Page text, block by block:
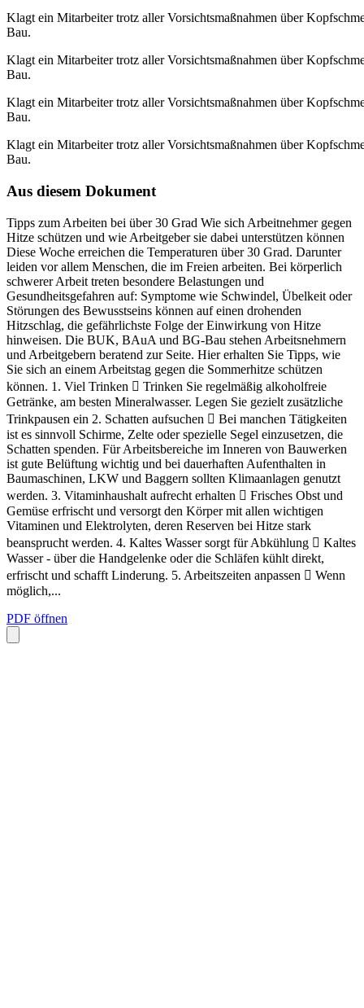
Klagt ein Mitarbeiter trotz aller Vorsichtsmaßnahmen über
Bau.
Klagt ein Mitarbeiter trotz aller Vorsichtsmaßnahmen über
Bau.
Klagt ein Mitarbeiter trotz aller Vorsichtsmaßnahmen über
Bau.
Klagt ein Mitarbeiter trotz aller Vorsichtsmaßnahmen über
Bau.
Aus diesem Dokument
Tipps zum Arbeiten bei über 30 Grad Wie sich Arbeitnehmer gegen
Hitze schützen und wie Arbeitgeber sie dabei unterstützen können
Diese Woche erreichen die Temperaturen über 30 Grad. Darunter
leiden vor allem Menschen, die im Freien arbeiten. Bei körperlich
schwerer Arbeit treten besondere Belastungen und
Gesundheitsgefahren auf: Symptome wie Schwindel, Übelkeit oder
Störungen des Bewusstseins können auf einen drohenden
Hitzschlag, die gefährlichste Folge der Einwirkung von Hitze
hinweisen. Die BUK, BAuA und BG‐Bau stehen Arbeitsnehmern
und Arbeitgebern beratend zur Seite. Hier erhalten Sie Tipps, wie
Sie sich an einem Arbeitstag gegen die Sommerhitze schützen
können. 1. Viel Trinken  Trinken Sie regelmäßig alkoholfreie
Getränke, am besten Mineralwasser. Legen Sie gezielt zusätzliche
Trinkpausen ein 2. Schatten aufsuchen  Bei manchen Tätigkeiten
ist es sinnvoll Schirme, Zelte oder spezielle Segel einzusetzen, die
Schatten spenden. Für Arbeitsbereiche im Inneren von Bauwerken
ist gute Belüftung wichtig und bei dauerhaften Aufenthalten in
Baumaschinen, LKW und Baggern sollten Klimaanlagen genutzt
werden. 3. Vitaminhaushalt aufrecht erhalten  Frisches Obst und
Gemüse erfrischt und versorgt den Körper mit allen wichtigen
Vitaminen und Elektrolyten, deren Reserven bei Hitze stark
beansprucht werden. 4. Kaltes Wasser sorgt für Abkühlung  Kaltes
Wasser ‐ über die Handgelenke oder die Schläfen kühlt direkt,
erfrischt und schafft Linderung. 5. Arbeitszeiten anpassen  Wenn
möglich,...
PDF öffnen